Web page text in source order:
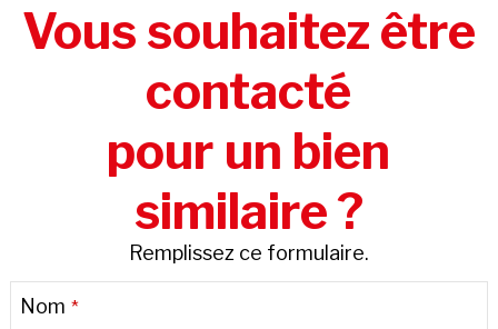
Vous souhaitez être
contacté
pour un bien
similaire ?
Remplissez ce formulaire.
Contact
Email
Nom *